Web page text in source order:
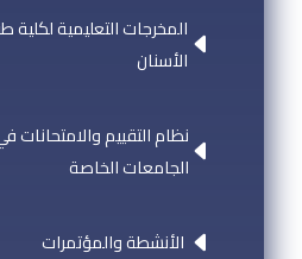
المخرجات التعليمية لكلية
الأسنان
نظام التقييم والامتحانات
الجامعات الخاصة
الأنشطة والمؤتمرات